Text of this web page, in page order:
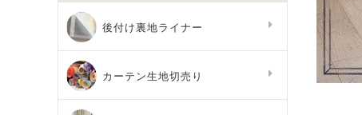
後付け裏地ライナー
カーテン生地切売り